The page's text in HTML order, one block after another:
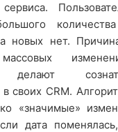
сервиса.
новых нет.
делают
в своих CRM.
«значимые»
дата